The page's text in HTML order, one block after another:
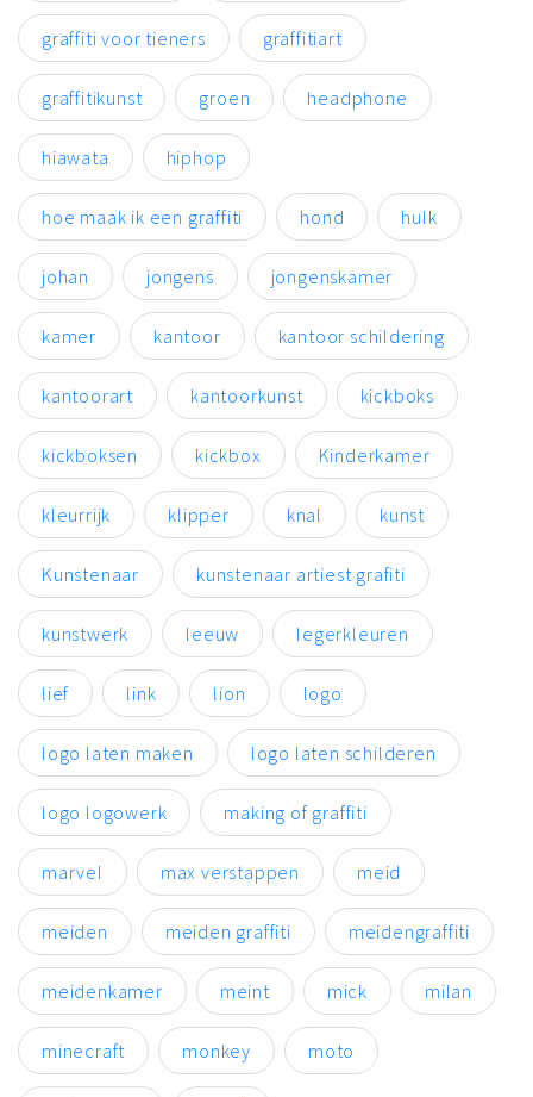
graffiti voor tieners graffitiart
graffitikunst groen headphone
hiawata hiphop
hoe maak ik een graffiti hond hulk
johan jongens jongenskamer
kamer kantoor kantoor schildering
kantoorart kantoorkunst kickboks
kickboksen kickbox Kinderkamer
kleurrijk klipper knal kunst
Kunstenaar kunstenaar artiest grafiti
kunstwerk leeuw legerkleuren
lief link lion logo
logo laten maken logo laten schilderen
logo logowerk making of graffiti
marvel max verstappen meid
meiden meiden graffiti meidengraffiti
meidenkamer meint mick milan
minecraft monkey moto